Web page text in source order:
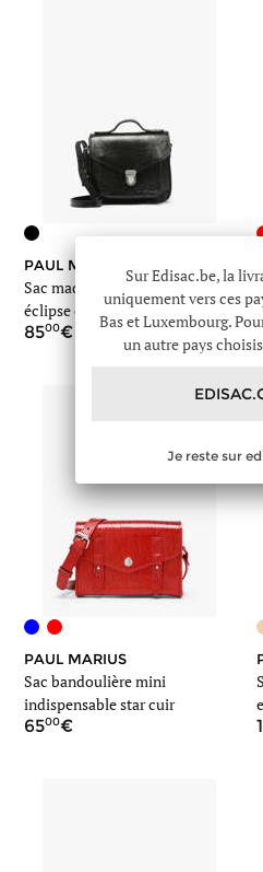
PAUL MARIUS
Sac mademoiselle george xs
éclipse cuir
8500
PAUL MARIUS
Sac bandoulière mini
indispensable star cuir
6500
Sur Edisac.be, la
uniquement vers ces
Bas et Luxembourg.
un autre pays
Je reste sur